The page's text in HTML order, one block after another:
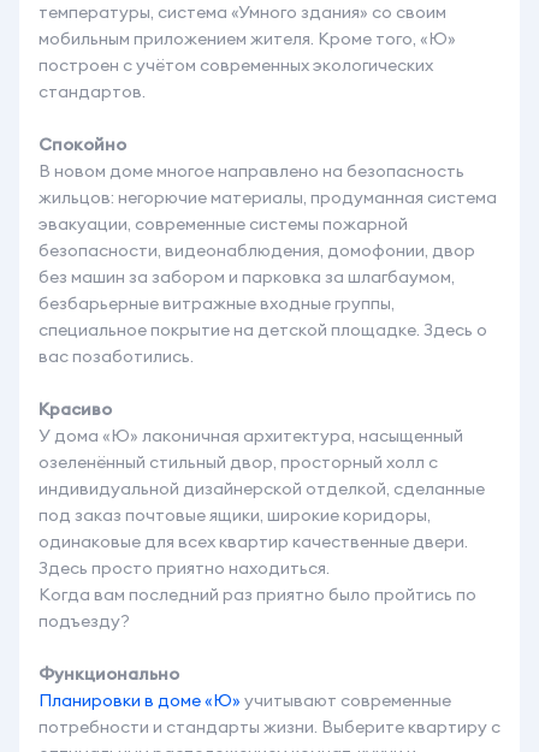
температуры, система «Умного здания» со своим
мобильным приложением жителя. Кроме того, «Ю»
построен с учётом современных экологических
стандартов.
Спокойно
В новом доме многое направлено на безопасность
жильцов: негорючие материалы, продуманная система
эвакуации, современные системы пожарной
безопасности, видеонаблюдения, домофонии, двор
без машин за забором и парковка за шлагбаумом,
безбарьерные витражные входные группы,
специальное покрытие на детской площадке. Здесь о
вас позаботились.
Красиво
У дома «Ю» лаконичная архитектура, насыщенный
озеленённый стильный двор, просторный холл с
индивидуальной дизайнерской отделкой, сделанные
под заказ почтовые ящики, широкие коридоры,
одинаковые для всех квартир качественные двери.
Здесь просто приятно находиться.
Когда вам последний раз приятно было пройтись по
подъезду?
Функционально
Планировки в доме «Ю» учитывают современные
потребности и стандарты жизни. Выберите квартиру с